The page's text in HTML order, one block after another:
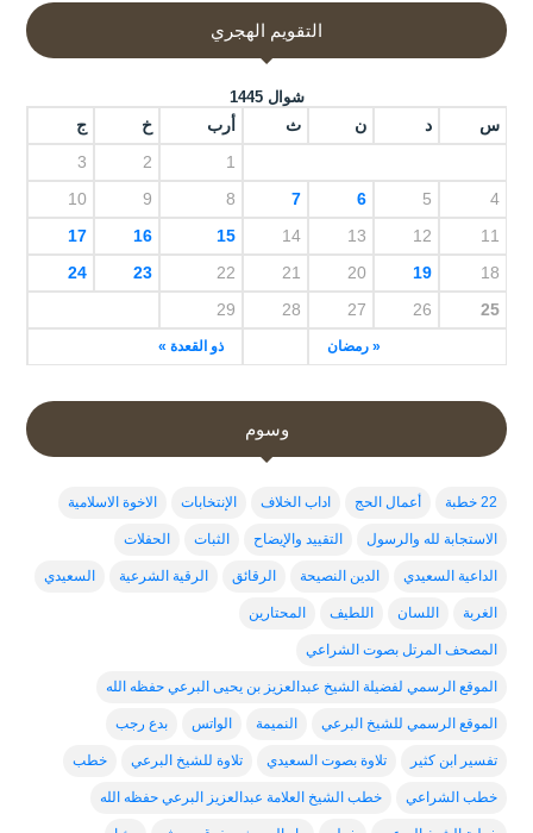
التقويم الهجري
شوال 1445
س د ن ث أرب خ ج
« رمضان ذو القعدة »
1
2
3
4
5
6
7
8
9
10
11
12
13
14
15
16
17
18
19
20
21
22
23
24
25
26
27
28
29
وسوم
22 خطبة أعمال الحج اداب الخلاف الإنتخابات الاخوة الاسلامية
الاستجابة لله والرسول التقييد والإيضاح الثبات الحفلات
الداعية السعيدي الدين النصيحة الرقائق الرقية الشرعية السعيدي
الغربة اللسان اللطيف المحتارين
المصحف المرتل بصوت الشراعي
الموقع الرسمي لفضيلة الشيخ عبدالعزيز بن يحيى البرعي حفظه الله
الموقع الرسمي للشيخ البرعي النميمة الواتس بدع رجب
تفسير ابن كثير تلاوة بصوت السعيدي تلاوة للشيخ البرعي خطب
خطب الشراعي خطب الشيخ العلامة عبدالعزيز البرعي حفظه الله